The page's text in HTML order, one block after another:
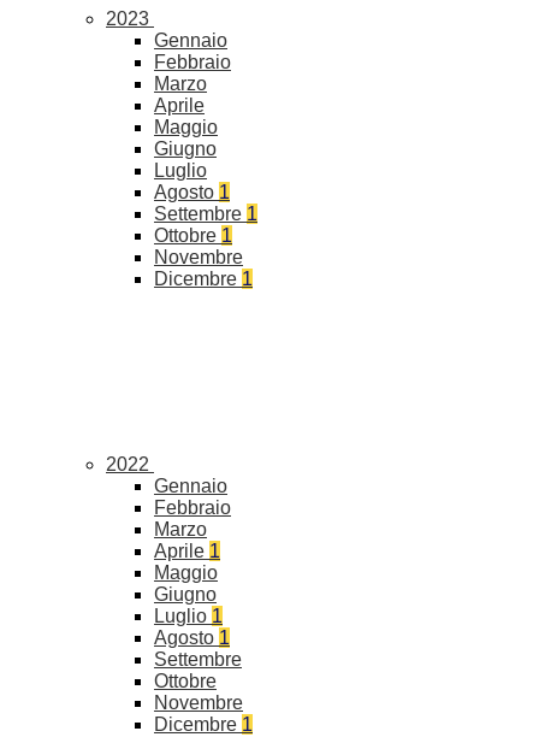
2023
Gennaio
Febbraio
Marzo
Aprile
Maggio
Giugno
Luglio
Agosto 1
Settembre 1
Ottobre 1
Novembre
Dicembre 1
2022
Gennaio
Febbraio
Marzo
Aprile 1
Maggio
Giugno
Luglio 1
Agosto 1
Settembre
Ottobre
Novembre
Dicembre 1